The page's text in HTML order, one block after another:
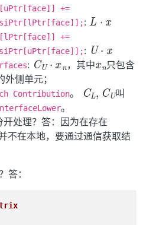
+=
:
+=
:
:
CU⋅xn
，其中
x
n
只包含
侧单元；
Contribution。 叫
。
开处理？答：因为在存在
不在本地，要通过通信获取结
答：